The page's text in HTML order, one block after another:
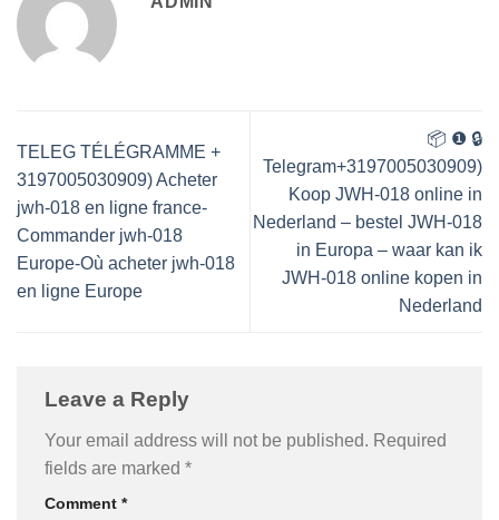
TELEG TÉLÉGRAMME +
3197005030909) Acheter
jwh-018 en ligne france-
Commander jwh-018
Europe-Où acheter jwh-018
en ligne Europe
📦 ❶ 🔒
Telegram+3197005030909)
Koop JWH-018 online in
Nederland – bestel JWH-018
in Europa – waar kan ik
JWH-018 online kopen in
Nederland
Leave a Reply
Your email address will not be published. Required
fields are marked *
Comment *